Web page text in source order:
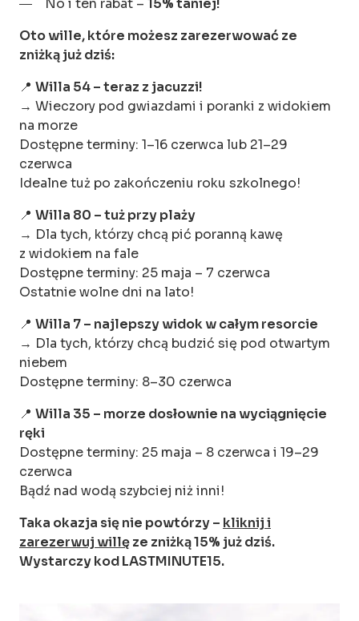
No i ten rabat – 15% taniej!
Oto wille, które możesz zarezerwować ze
zniżką już dziś:
📍 Willa 54 – teraz z jacuzzi!
→ Wieczory pod gwiazdami i poranki z widokiem
na morze
Dostępne terminy: 1–16 czerwca lub 21–29
czerwca
Idealne tuż po zakończeniu roku szkolnego!
📍 Willa 80 – tuż przy plaży
→ Dla tych, którzy chcą pić poranną kawę
z widokiem na fale
Dostępne terminy: 25 maja – 7 czerwca
Ostatnie wolne dni na lato!
📍 Willa 7 – najlepszy widok w całym resorcie
→ Dla tych, którzy chcą budzić się pod otwartym
niebem
Dostępne terminy: 8–30 czerwca
📍 Willa 35 – morze dosłownie na wyciągnięcie
ręki
Dostępne terminy: 25 maja – 8 czerwca i 19–29
czerwca
Bądź nad wodą szybciej niż inni!
Taka okazja się nie powtórzy – kliknij i
zarezerwuj willęze zniżką 15% już dziś.
Wystarczy kod LASTMINUTE15.